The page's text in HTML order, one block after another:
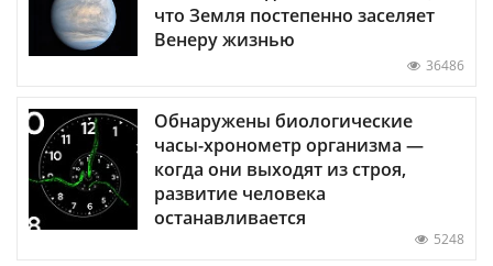
что Земля постепенно заселяет
Венеру жизнью
36486
Обнаружены биологические
часы-хронометр организма —
когда они выходят из строя,
развитие человека
останавливается
5248